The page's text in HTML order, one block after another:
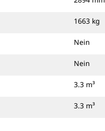
1663 kg
Nein
Nein
3.3 m³
3.3 m³